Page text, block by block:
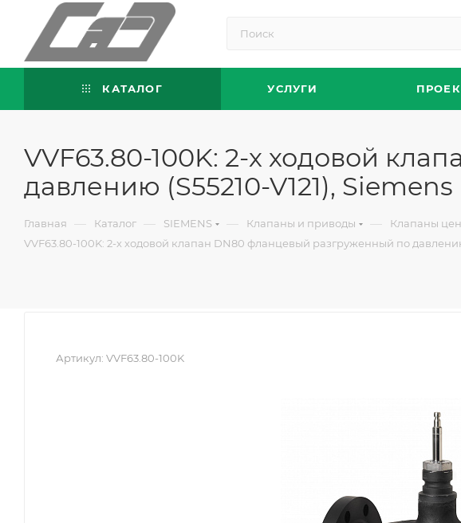
КАТАЛОГ УСЛУГИ
VVF63.80-100K: 2-х ходовой
давлению (S55210-V121), Siemens
Главная — Каталог — SIEMENS — Клапаны и приводы — Клапаны
VVF63.80-100K: 2-х ходовой клапан DN80 фланцевый разгруженный по давлению
Артикул: VVF63.80-100K